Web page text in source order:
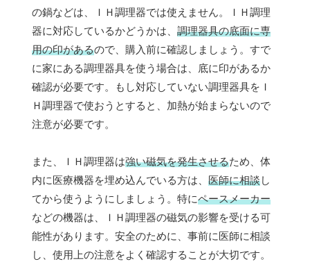
の鍋などは、ＩＨ調理器では使えません。ＩＨ調理
器に対応しているかどうかは、 調理器具の底面に専
用の印があるので、購入前に確認しましょう。すで
に家にある調理器具を使う場合は、底に印があるか
確認が必要です。もし対応していない調理器具をＩ
Ｈ調理器で使おうとすると、加熱が始まらないので
注意が必要です。
また、ＩＨ調理器は強い磁気を発生させるため、体
内に医療機器を埋め込んでいる方は、 医師に相談し
てから使うようにしましょう。特にペースメーカー
などの機器は、ＩＨ調理器の磁気の影響を受ける可
能性があります。安全のために、事前に医師に相談
し、使用上の注意をよく確認することが大切です。